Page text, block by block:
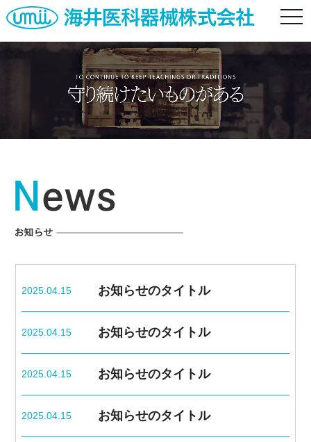
2025.04.15 お知らせのタイトル
2025.04.15 お知らせのタイトル
2025.04.15 お知らせのタイトル
2025.04.15 お知らせのタイトル